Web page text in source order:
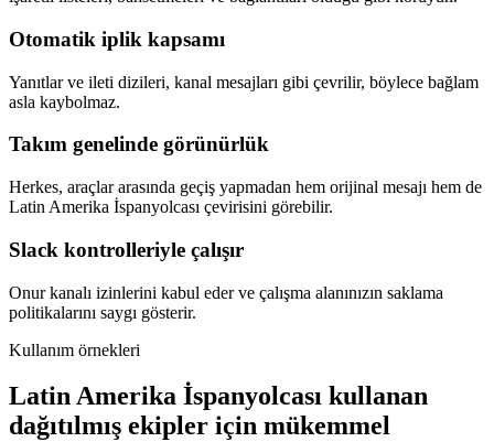
Otomatik iplik kapsamı
Yanıtlar ve ileti dizileri, kanal mesajları gibi çevrilir, böylece bağlam
asla kaybolmaz.
Takım genelinde görünürlük
Herkes, araçlar arasında geçiş yapmadan hem orijinal mesajı hem de
Latin Amerika İspanyolcası çevirisini görebilir.
Slack kontrolleriyle çalışır
Onur kanalı izinlerini kabul eder ve çalışma alanınızın saklama
politikalarını saygı gösterir.
Kullanım örnekleri
Latin Amerika İspanyolcası kullanan
dağıtılmış ekipler için mükemmel